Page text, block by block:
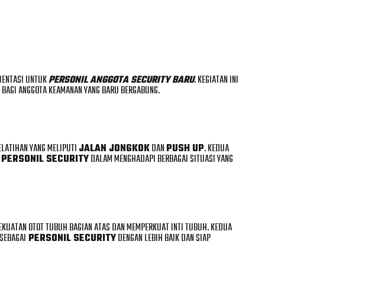
UNTUKPERSONIL ANGGOTA SECURITY BARU. KEGIATAN INI
ANGGOTA KEAMANAN YANG BARU BERGABUNG.
YANG MELIPUTIJALAN JONGKOKDANPUSH UP. KEDUA
PERSONIL SECURITYDALAM MENGHADAPI BERBAGAI SITUASI YANG
OTOT TUBUH BAGIAN ATAS DAN MEMPERKUAT INTI TUBUH. KEDUA
PERSONIL SECURITYDENGAN LEBIH BAIK DAN SIAP